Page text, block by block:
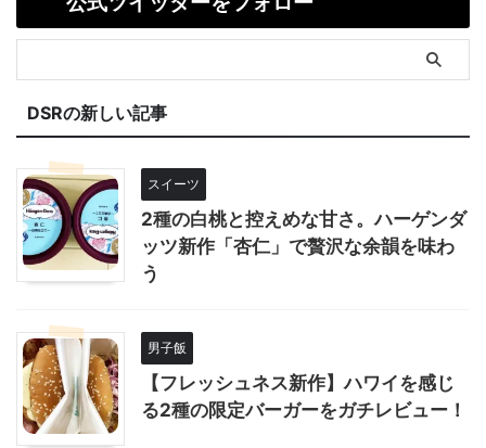
DSRの新しい記事
スイーツ
2種の白桃と控えめな甘さ。ハーゲンダ
ッツ新作「杏仁」で贅沢な余韻を味わ
う
男子飯
【フレッシュネス新作】ハワイを感じ
る2種の限定バーガーをガチレビュー！